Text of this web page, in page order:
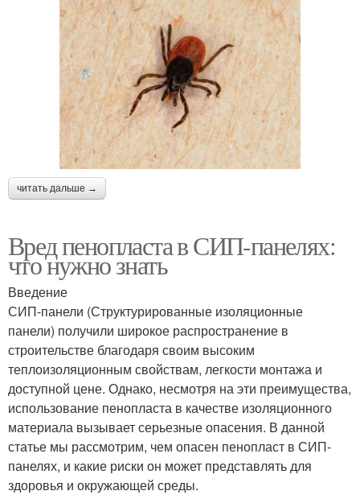
читать дальше →
Вред пенопласта в СИП-панелях:
что нужно знать
Введение
СИП-панели (Структурированные изоляционные
панели) получили широкое распространение в
строительстве благодаря своим высоким
теплоизоляционным свойствам, легкости монтажа и
доступной цене. Однако, несмотря на эти преимущества,
использование пенопласта в качестве изоляционного
материала вызывает серьезные опасения. В данной
статье мы рассмотрим, чем опасен пенопласт в СИП-
панелях, и какие риски он может представлять для
здоровья и окружающей среды.